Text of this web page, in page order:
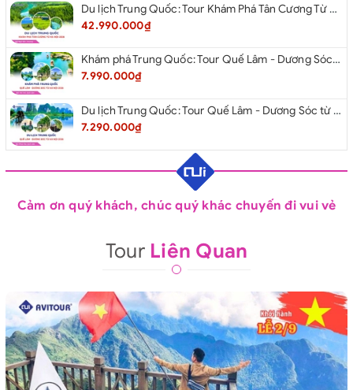
Du lịch Trung Quốc: Tour Khám Phá Tân Cương Từ Hà Nội 2026
42.990.000₫
Khám phá Trung Quốc: Tour Quế Lâm - Dương Sóc từ Hà Nội 2026
7.990.000₫
Du lịch Trung Quốc: Tour Quế Lâm - Dương Sóc từ Hà Nội 2026
7.290.000₫
Cảm ơn quý khách, chúc quý khác chuyến đi vui vẻ
Tour Liên Quan